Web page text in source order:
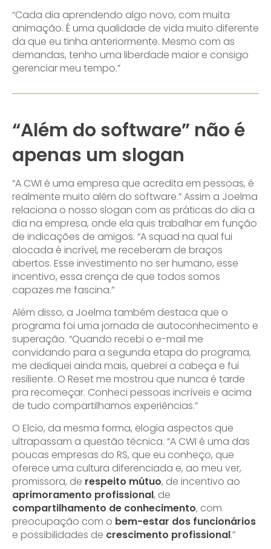
“Cada dia aprendendo algo novo, com muita
animação. É uma qualidade de vida muito diferente
da que eu tinha anteriormente. Mesmo com as
demandas, tenho uma liberdade maior e consigo
gerenciar meu tempo.”
“Além do software” não é
apenas um slogan
“A CWI é uma empresa que acredita em pessoas, é
realmente muito além do software.” Assim a Joelma
relaciona o nosso slogan com as práticas do dia a
dia na empresa, onde ela quis trabalhar em função
de indicações de amigos. “A squad na qual fui
alocada é incrível, me receberam de braços
abertos. Esse investimento no ser humano, esse
incentivo, essa crença de que todos somos
capazes me fascina.”
Além disso, a Joelma também destaca que o
programa foi uma jornada de autoconhecimento e
superação. “Quando recebi o e-mail me
convidando para a segunda etapa do programa,
me dediquei ainda mais, quebrei a cabeça e fui
resiliente. O Reset me mostrou que nunca é tarde
pra recomeçar. Conheci pessoas incríveis e acima
de tudo compartilhamos experiências.”
O Elcio, da mesma forma, elogia aspectos que
ultrapassam a questão técnica. “A CWI é uma das
poucas empresas do RS, que eu conheço, que
oferece uma cultura diferenciada e, ao meu ver,
promissora, de respeito mútuo, de incentivo ao
aprimoramento profissional, de
compartilhamento de conhecimento, com
preocupação com o bem-estar dos funcionários
e possibilidades de crescimento profissional.”